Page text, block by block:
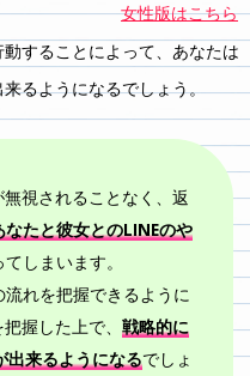
女性版はこちら
することによって、あなたは
るようになるでしょう。
無視されることなく、返
なたと彼女とのLINEのや
しまいます。
れを把握できるように
握した上で、 戦略的に
出来るようになるでしょ